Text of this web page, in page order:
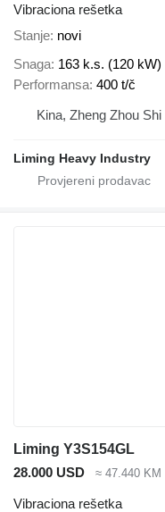
Vibraciona rešetka
Stanje novi
Snaga 163 k.s. (120 kW)
Performansa 400 t/č
Kina, Zheng Zhou Shi
Liming Heavy Industry
Liming Y3S154GL
28.000 USD
≈ 47.440 KM
Vibraciona rešetka